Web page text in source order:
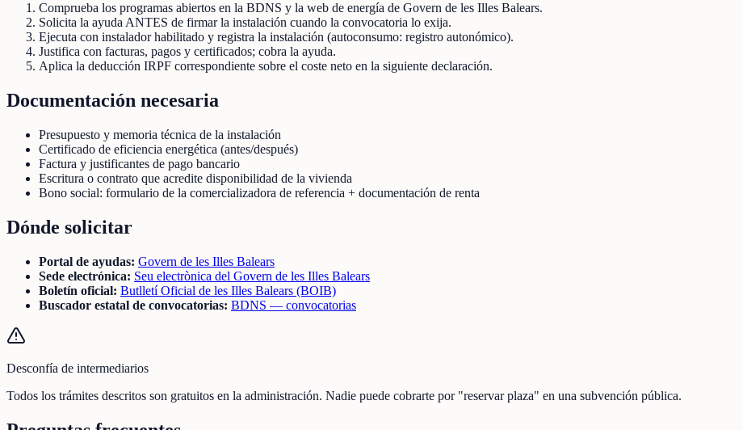
Comprueba los programas abiertos en la BDNS y la web de energía de Govern de les Illes Balears.
Solicita la ayuda ANTES de firmar la instalación cuando la convocatoria lo exija.
Ejecuta con instalador habilitado y registra la instalación (autoconsumo: registro autonómico).
Justifica con facturas, pagos y certificados; cobra la ayuda.
Aplica la deducción IRPF correspondiente sobre el coste neto en la siguiente declaración.
Documentación necesaria
Presupuesto y memoria técnica de la instalación
Certificado de eficiencia energética (antes/después)
Factura y justificantes de pago bancario
Escritura o contrato que acredite disponibilidad de la vivienda
Bono social: formulario de la comercializadora de referencia + documentación de renta
Dónde solicitar
Portal de ayudas: Govern de les Illes Balears
Sede electrónica: Seu electrònica del Govern de les Illes Balears
Boletín oficial: Butlletí Oficial de les Illes Balears (BOIB)
Buscador estatal de convocatorias: BDNS — convocatorias
Desconfía de intermediarios
Todos los trámites descritos son gratuitos en la administración. Nadie puede cobrarte por "reservar plaza" en una subvención pública.